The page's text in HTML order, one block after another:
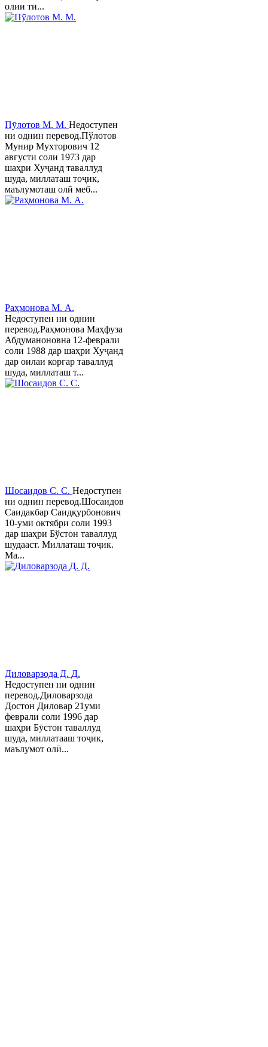
олии ти...
Пӯлотов М. М. Недоступен
ни однин перевод.Пўлотов
Мунир Мухторович 12
августи соли 1973 дар
шаҳри Хуҷанд таваллуд
шуда, миллаташ тоҷик,
маълумоташ олӣ меб...
Раҳмонова М. А.
Недоступен ни однин
перевод.Раҳмонова Маҳфуза
Абдуманоновна 12-феврали
соли 1988 дар шаҳри Хуҷанд
дар оилаи коргар таваллуд
шуда, миллаташ т...
Шосаидов С. С. Недоступен
ни однин перевод.Шосаидов
Саидакбар Саидқурбонович
10-уми октябри соли 1993
дар шаҳри Бўстон таваллуд
шудааст. Миллаташ тоҷик.
Ма...
Диловарзода Д. Д.
Недоступен ни однин
перевод.Диловарзода
Достон Диловар 21уми
феврали соли 1996 дар
шаҳри Бӯстон таваллуд
шуда, миллатааш тоҷик,
маълумот олӣ...